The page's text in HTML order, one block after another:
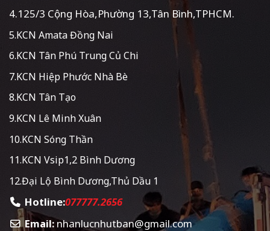
4.125/3 Cộng Hòa,Phường 13,Tân Bình,TPHCM.
5.KCN Amata Đồng Nai
6.KCN Tân Phú Trung Củ Chi
7.KCN Hiệp Phước Nhà Bè
8.KCN Tân Tạo
9.KCN Lê Minh Xuân
10.KCN Sóng Thần
11.KCN Vsip1,2 Bình Dương
12.Đại Lộ Bình Dương,Thủ Dầu 1
Hotline:077777.2656
Email:nhanlucnhutban@gmail.com